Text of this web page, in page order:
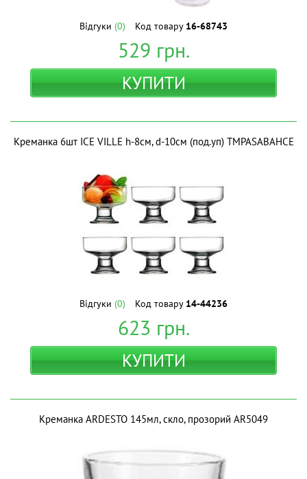
Відгуки (0) Код товару 16-68743
529 грн.
КУПИТИ
Креманка 6шт ICE VILLE h-8см, d-10см (под.уп) ТМPASABAHCE
Відгуки (0) Код товару 14-44236
623 грн.
КУПИТИ
Креманка ARDESTO 145мл, скло, прозорий AR5049